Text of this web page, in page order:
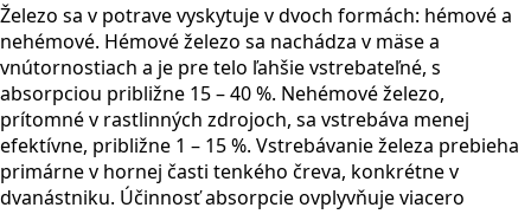
Železo sa v potrave vyskytuje v dvoch formách: hémové a
nehémové. Hémové železo sa nachádza v mäse a
vnútornostiach a je pre telo ľahšie vstrebateľné, s
absorpciou približne 15 – 40 %. Nehémové železo,
prítomné v rastlinných zdrojoch, sa vstrebáva menej
efektívne, približne 1 – 15 %. Vstrebávanie železa prebieha
primárne v hornej časti tenkého čreva, konkrétne v
dvanástniku. Účinnosť absorpcie ovplyvňuje viacero